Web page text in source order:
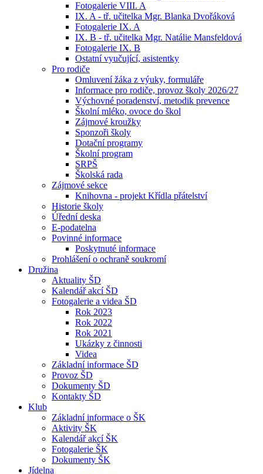
Fotogalerie VIII. A
IX. A - tř. učitelka Mgr. Blanka Dvořáková
Fotogalerie IX. A
IX. B - tř. učitelka Mgr. Natálie Mansfeldová
Fotogalerie IX. B
Ostatní vyučující, asistentky
Pro rodiče
Omluvení žáka z výuky, formuláře
Informace pro rodiče, provoz školy 2026/27
Výchovné poradenství, metodik prevence
Školní mléko, ovoce do škol
Zájmové kroužky
Sponzoři školy
Dotační programy
Školní program
SRPŠ
Školská rada
Zájmové sekce
Knihovna - projekt Křídla přátelství
Historie školy
Úřední deska
E-podatelna
Povinné informace
Poskytnuté informace
Prohlášení o ochraně soukromí
Družina
Aktuality ŠD
Kalendář akcí ŠD
Fotogalerie a videa ŠD
Rok 2023
Rok 2022
Rok 2021
Ukázky z činnosti
Videa
Základní informace ŠD
Provoz ŠD
Dokumenty ŠD
Kontakty ŠD
Klub
Základní informace o ŠK
Aktivity ŠK
Kalendář akcí ŠK
Fotogalerie ŠK
Dokumenty ŠK
Jídelna